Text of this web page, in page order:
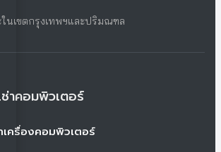
ในเขตกรุงเทพฯและปริมณฑล
ช่าคอมพิวเตอร์
เครื่องคอมพิวเตอร์